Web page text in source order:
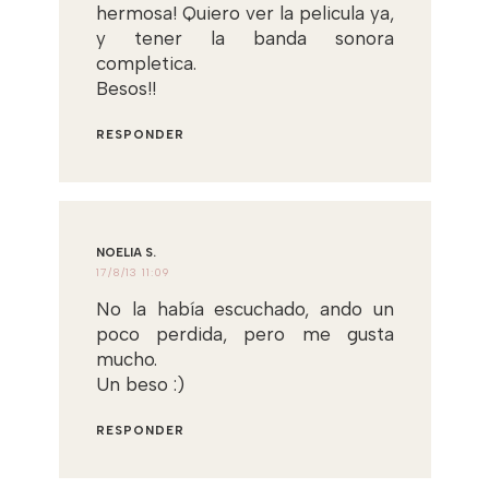
hermosa! Quiero ver la pelicula ya,
y tener la banda sonora
completica.
Besos!!
RESPONDER
NOELIA S.
17/8/13 11:09
No la había escuchado, ando un
poco perdida, pero me gusta
mucho.
Un beso :)
RESPONDER